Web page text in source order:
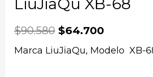
LiuJiaQu XB-68
$90.580 $64.700
Marca LiuJiaQu, Modelo XB-